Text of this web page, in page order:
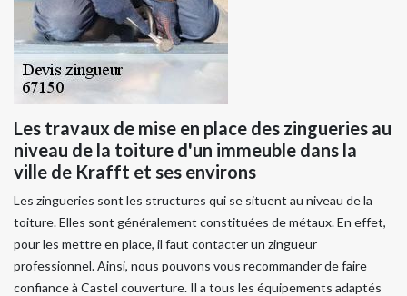
Les travaux de mise en place des zingueries au
niveau de la toiture d'un immeuble dans la
ville de Krafft et ses environs
Les zingueries sont les structures qui se situent au niveau de la
toiture. Elles sont généralement constituées de métaux. En effet,
pour les mettre en place, il faut contacter un zingueur
professionnel. Ainsi, nous pouvons vous recommander de faire
confiance à Castel couverture. Il a tous les équipements adaptés